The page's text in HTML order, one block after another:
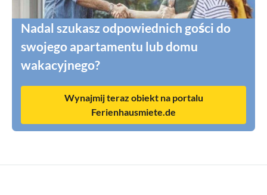
Nadal szukasz odpowiednich gości do
swojego apartamentu lub domu
wakacyjnego?
Wynajmij teraz obiekt na portalu
Ferienhausmiete.de